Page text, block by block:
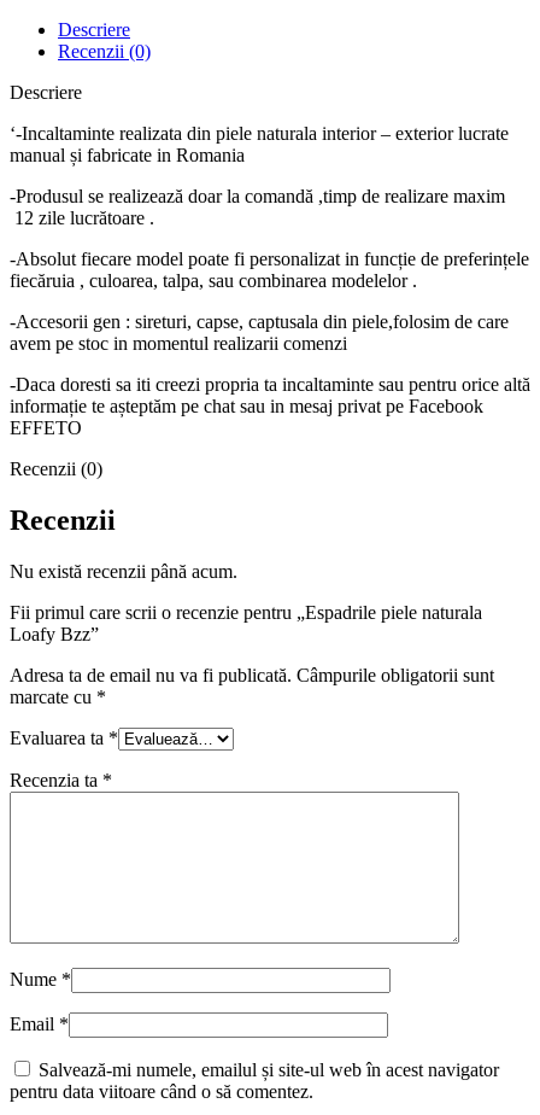
Descriere
Recenzii (0)
Descriere
‘-Incaltaminte realizata din piele naturala interior – exterior lucrate
manual și fabricate in Romania
-Produsul se realizează doar la comandă ,timp de realizare maxim
12 zile lucrătoare .
-Absolut fiecare model poate fi personalizat in funcție de preferințele
fiecăruia , culoarea, talpa, sau combinarea modelelor .
-Accesorii gen : sireturi, capse, captusala din piele,folosim de care
avem pe stoc in momentul realizarii comenzi
-Daca doresti sa iti creezi propria ta incaltaminte sau pentru orice altă
informație te așteptăm pe chat sau in mesaj privat pe Facebook
EFFETO
Recenzii (0)
Recenzii
Nu există recenzii până acum.
Fii primul care scrii o recenzie pentru „Espadrile piele naturala
Loafy Bzz”
Adresa ta de email nu va fi publicată. Câmpurile obligatorii sunt
marcate cu *
Evaluarea ta *
Recenzia ta *
Nume *
Email *
Salvează-mi numele, emailul și site-ul web în acest navigator
pentru data viitoare când o să comentez.